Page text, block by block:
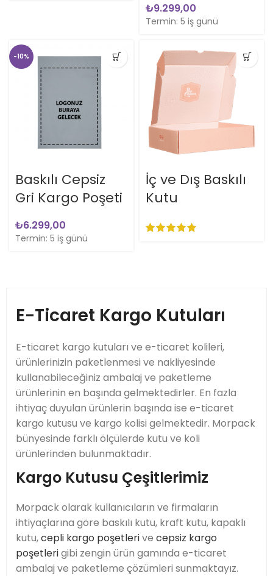
₺
Termin: 5 iş günü
-10%
Baskılı Cepsiz
Gri Kargo Poşeti
₺
Termin: 5 iş günü
İç ve Dış Baskılı
Kutu
E-Ticaret Kargo Kutuları
E-ticaret kargo kutuları ve e-ticaret kolileri,
ürünlerinizin paketlenmesi ve nakliyesinde
kullanabileceğiniz ambalaj ve paketleme
ürünlerinin en başında gelmektedirler. En fazla
ihtiyaç duyulan ürünlerin başında ise e-ticaret
kargo kutusu ve kargo kolisi gelmektedir. Morpack
bünyesinde farklı ölçülerde kutu ve koli
ürünlerinden bulunmaktadır.
Kargo Kutusu Çeşitlerimiz
Morpack olarak kullanıcıların ve firmaların
ihtiyaçlarına göre baskılı kutu, kraft kutu, kapaklı
kutu,cepli kargo poşetlerive cepsiz kargo
poşetlerigibi zengin ürün gamında e-ticaret
ambalaj ve paketleme çözümleri sunmaktayız.